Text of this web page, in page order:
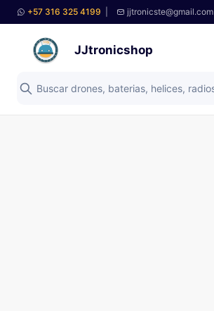
+57 316 325 4199 jjtronicste@gmail.com
JJtronicshop